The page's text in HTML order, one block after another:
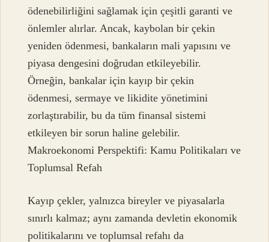
ödenebilirliğini sağlamak için çeşitli garanti ve
önlemler alırlar. Ancak, kaybolan bir çekin
yeniden ödenmesi, bankaların mali yapısını ve
piyasa dengesini doğrudan etkileyebilir.
Örneğin, bankalar için kayıp bir çekin
ödenmesi, sermaye ve likidite yönetimini
zorlaştırabilir, bu da tüm finansal sistemi
etkileyen bir sorun haline gelebilir.
Makroekonomi Perspektifi: Kamu Politikaları ve
Toplumsal Refah
Kayıp çekler, yalnızca bireyler ve piyasalarla
sınırlı kalmaz; aynı zamanda devletin ekonomik
politikalarını ve toplumsal refahı da